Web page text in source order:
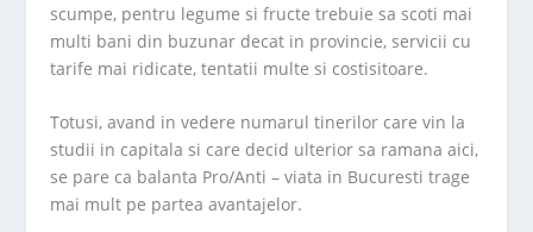
scumpe, pentru legume si fructe trebuie sa scoti mai
multi bani din buzunar decat in provincie, servicii cu
tarife mai ridicate, tentatii multe si costisitoare.
Totusi, avand in vedere numarul tinerilor care vin la
studii in capitala si care decid ulterior sa ramana aici,
se pare ca balanta Pro/Anti – viata in Bucuresti trage
mai mult pe partea avantajelor.